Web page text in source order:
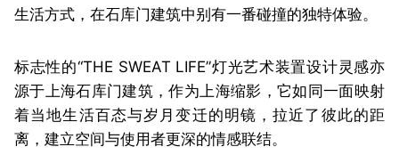
生活方式，在石库门建筑中别有一番碰撞的独特体验。
标志性的“THE SWEAT LIFE”灯光艺术装置设计灵感亦
源于上海石库门建筑，作为上海缩影，它如同一面映射
着当地生活百态与岁月变迁的明镜，拉近了彼此的距
离，建立空间与使用者更深的情感联结。